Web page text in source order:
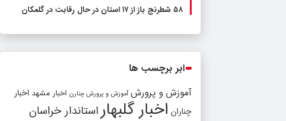
۵۸ شطرنج‌ باز از ۱۷ استان در حال رقابت در گلمکان
ابر برچسب ها
آموزش و پرورش آموزش و پرورش چنارن اخبار مشهد اخبار
چناران اخبار گلبهار استاندار خراسان